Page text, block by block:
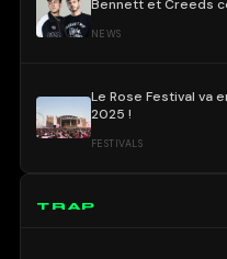
Bennett et Creeds
NEWS
Le Rose Festival va
2025 !
FESTIVALS
TRAP